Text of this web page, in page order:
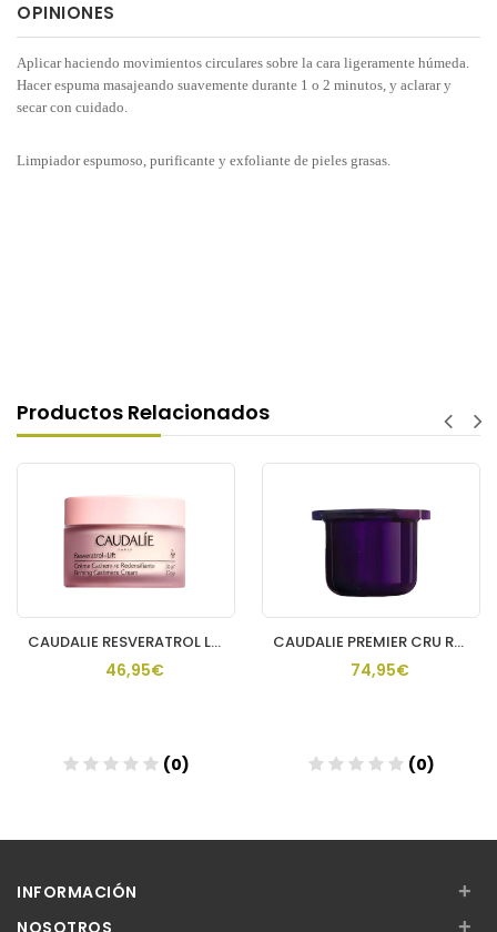
OPINIONES
Aplicar haciendo movimientos circulares sobre la cara ligeramente húmeda.
Hacer espuma masajeando suavemente durante 1 o 2 minutos, y aclarar y
secar con cuidado.
Limpiador espumoso, purificante y exfoliante de pieles grasas.
Productos Relacionados
CAUDALIE RESVERATROL LIFT CREMA DE DIA CACHEMIRE
46,95€
(0)
CAUDALIE PREMIER CRU RECARGA CREMA RICA
74,95€
(0)
INFORMACIÓN +
+